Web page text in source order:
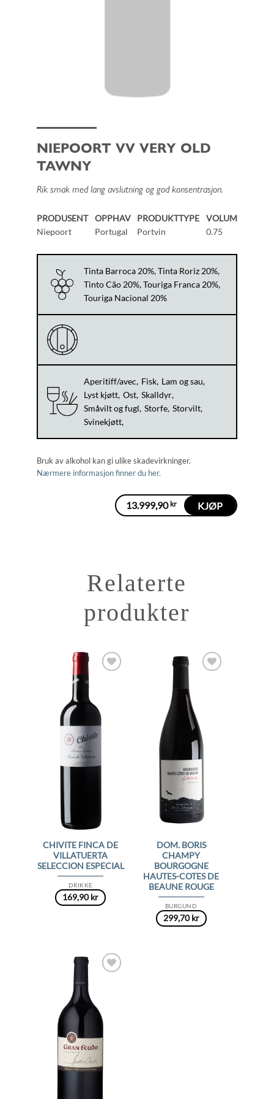
NIEPOORT VV VERY OLD
TAWNY
Rik smak med lang avslutning og god konsentrasjon.
PRODUSENT
Niepoort
OPPHAV
Portugal
PRODUKTTYPE
Portvin
VOLUM
0.75
Tinta Barroca 20%, Tinta Roriz 20%,
Tinto Cão 20%, Touriga Franca 20%,
Touriga Nacional 20%
Aperitiff/avec Fisk Lam og sau
Lyst kjøtt Ost Skalldyr
Småvilt og fugl Storfe Storvilt
Svinekjøtt
Bruk av alkohol kan gi ulike skadevirkninger.
Nærmere informasjon finner du her.
13.999,90 kr KJØP
Relaterte
produkter
DRIKKE
CHIVITE FINCA DE
VILLATUERTA
SELECCION ESPECIAL
169,90kr
BURGUND
DOM. BORIS
CHAMPY
BOURGOGNE
HAUTES-COTES DE
BEAUNE ROUGE
299,70kr